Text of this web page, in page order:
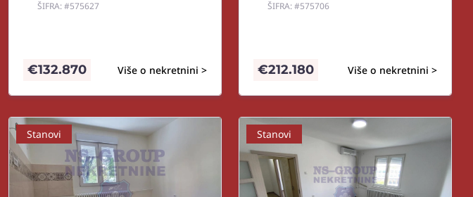
ŠIFRA: #575627
Više o nekretnini >
€132.870
ŠIFRA: #575706
Više o nekretnini >
€212.180
Stanovi Stanovi